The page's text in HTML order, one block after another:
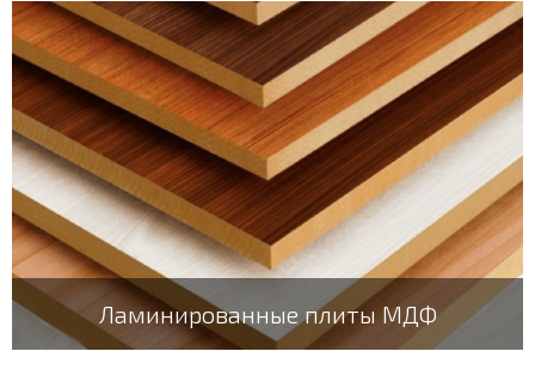
Ламинированные плиты МДФ